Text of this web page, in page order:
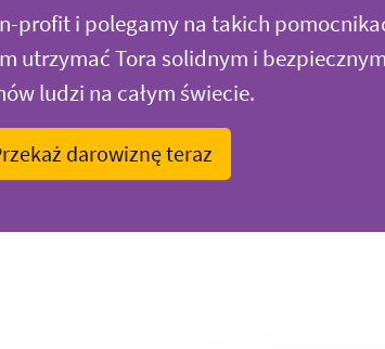
profit i polegamy na takich
utrzymać Tora solidnym i
ludzi na całym świecie.
darowiznę teraz